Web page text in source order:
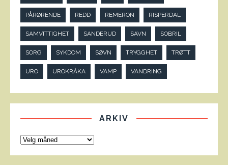
PÅRØRENDE REDD REMERON RISPERDAL
SAMVITTIGHET SANDERUD SAVN SOBRIL
SORG SYKDOM SØVN TRYGGHET TRØTT
URO UROKRÅKA VAMP VANDRING
ARKIV